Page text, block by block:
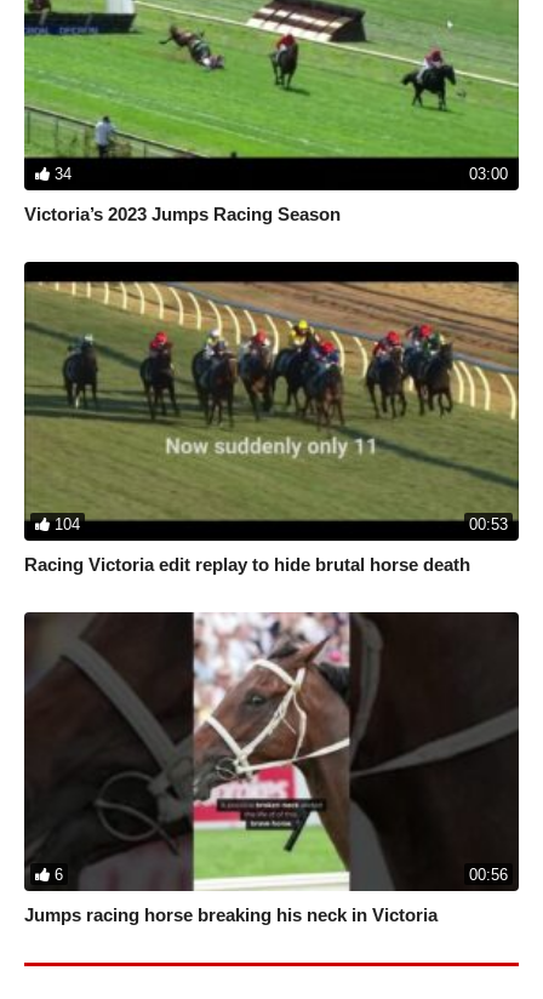
34 03:00
Victoria’s 2023 Jumps Racing Season
104 00:53
Racing Victoria edit replay to hide brutal horse death
6 00:56
Jumps racing horse breaking his neck in Victoria